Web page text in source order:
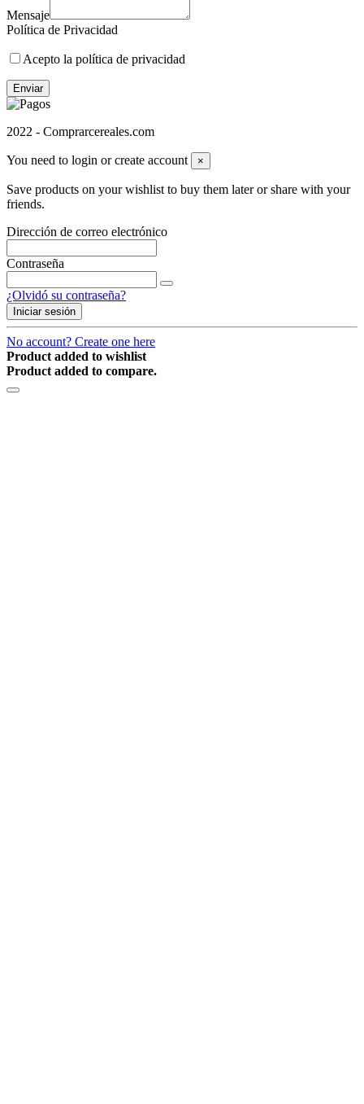
Mensaje
Política de Privacidad
Acepto la política de privacidad
Enviar
2022 - Comprarcereales.com
You need to login or create account ×
Save products on your wishlist to buy them later or share with your
friends.
Dirección de correo electrónico
Contraseña
¿Olvidó su contraseña?
Iniciar sesión
No account? Create one here
Product added to wishlist
Product added to compare.